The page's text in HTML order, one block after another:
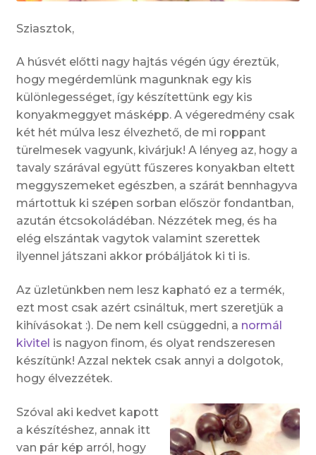
Sziasztok,
A húsvét előtti nagy hajtás végén úgy éreztük,
hogy megérdemlünk magunknak egy kis
különlegességet, így készítettünk egy kis
konyakmeggyet másképp. A végeredmény csak
két hét múlva lesz élvezhető, de mi roppant
türelmesek vagyunk, kivárjuk! A lényeg az, hogy a
tavaly szárával együtt fűszeres konyakban eltett
meggyszemeket egészben, a szárát bennhagyva
mártottuk ki szépen sorban először fondantban,
azután étcsokoládéban. Nézzétek meg, és ha
elég elszántak vagytok valamint szerettek
ilyennel játszani akkor próbáljátok ki ti is.
Az üzletünkben nem lesz kapható ez a termék,
ezt most csak azért csináltuk, mert szeretjük a
kihívásokat :). De nem kell csüggedni, a normál
kivitel is nagyon finom, és olyat rendszeresen
készítünk! Azzal nektek csak annyi a dolgotok,
hogy élvezzétek.
Szóval aki kedvet kapott
a készítéshez, annak itt
van pár kép arról, hogy